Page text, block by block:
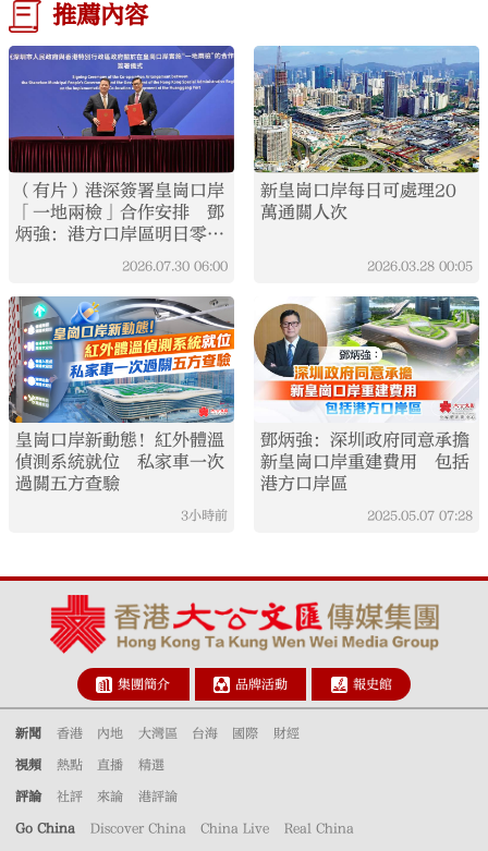
推薦內容
（有片）港深簽署皇崗口岸
「一地兩檢」合作安排 鄧
炳強：港方口岸區明日零時
2026.07.30 06:00
新皇崗口岸每日可處理20
萬通關人次
2026.03.28 00:05
皇崗口岸新動態！紅外體溫
偵測系統就位 私家車一次
過關五方查驗
3小時前
鄧炳強：深圳政府同意承擔
新皇崗口岸重建費用 包括
港方口岸區
2025.05.07 07:28
集團簡介 品牌活動 報史館
新聞 香港 內地 大灣區 台海 國際 財經
視頻 熱點 直播 精選
評論 社評 來論 港評論
Go China Discover China China Live Real China